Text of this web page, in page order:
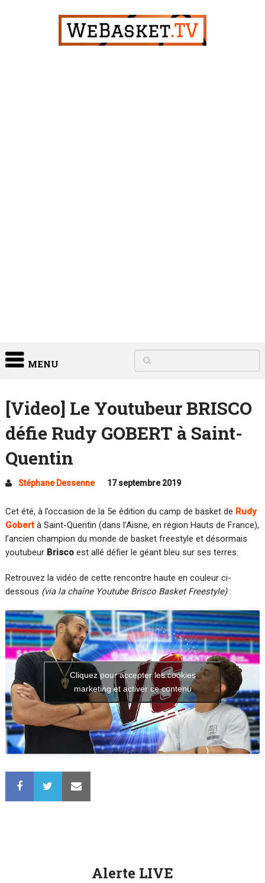
MENU
[Video] Le Youtubeur BRISCO
défie Rudy GOBERT à Saint-
Quentin
Stéphane Dessenne 17 septembre 2019
Cet été, à l’occasion de la 5e édition du camp de basket de Rudy
Gobertà Saint-Quentin (dans l’Aisne, en région Hauts de France),
l’ancien champion du monde de basket freestyle et désormais
youtubeur Briscoest allé défier le géant bleu sur ses terres.
Retrouvez la vidéo de cette rencontre haute en couleur ci-
dessous (via la chaîne Youtube Brisco Basket Freestyle):
Cliquez pour accepter les cookies
marketing et activer ce contenu
Alerte LIVE